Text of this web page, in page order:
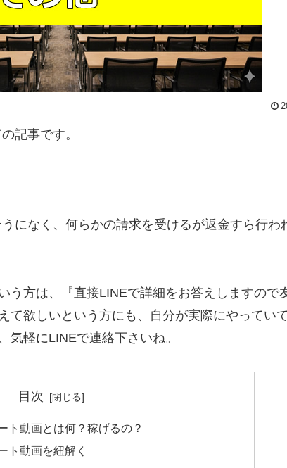
記事です。
になく、何らかの請求を受けるが返金すら行わ
う方は、
『直接LINEで詳細をお答えしますので
て欲しいという方にも、自分が実際にやってい
気軽にLINEで連絡下さいね。
目次
ト動画とは何？稼げるの？
ト動画を紐解く